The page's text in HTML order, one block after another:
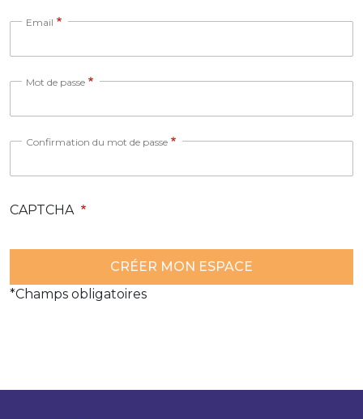
Email
Mot de passe
Confirmation du mot de passe
CAPTCHA
*Champs obligatoires